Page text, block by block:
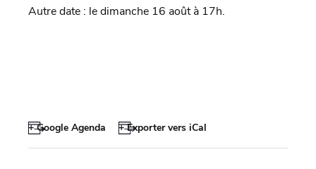
Autre date : le dimanche 16 août à 17h.
+ Google Agenda + Exporter vers iCal